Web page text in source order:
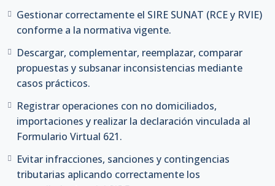
validación, complementación, reemplazo y comparación
de propuestas, así como la identificación y subsanación
de inconsistencias mediante el desarrollo de casos
prácticos reales.
Asimismo, se abordará el tratamiento de las
operaciones con no domiciliados, registros de
importación de bienes, declaración del IGV
correspondiente, declaración mensual mediante el
Formulario Virtual 621, ajustes posteriores en el RVIE,
infracciones, sanciones, gradualidades y las principales
contingencias derivadas del incumplimiento de las
Gestionar correctamente el SIRE SUNAT (RCE y RVIE)
conforme a la normativa vigente.
Descargar, complementar, reemplazar, comparar
propuestas y subsanar inconsistencias mediante
casos prácticos.
Registrar operaciones con no domiciliados,
importaciones y realizar la declaración vinculada al
Formulario Virtual 621.
Evitar infracciones, sanciones y contingencias
tributarias aplicando correctamente los